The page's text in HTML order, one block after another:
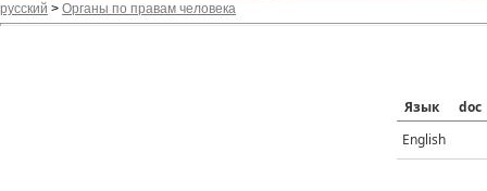
русский > Органы по правам человека
Язык
doc
English